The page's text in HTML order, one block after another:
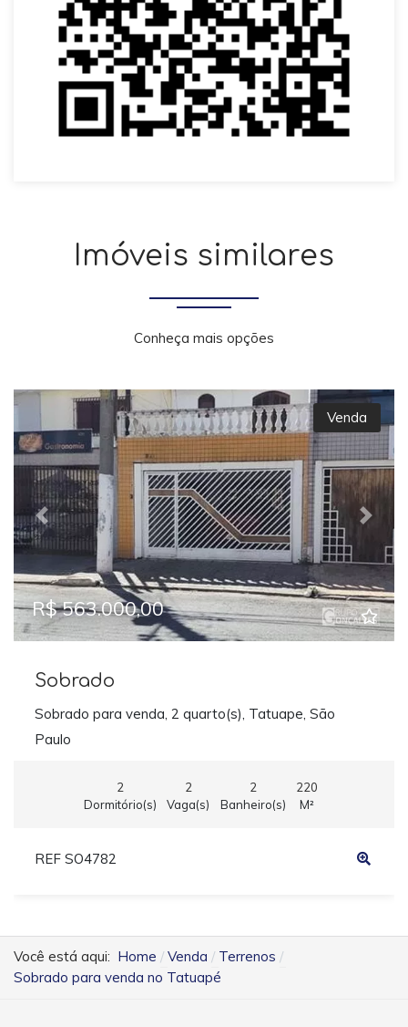
Imóveis similares
Conheça mais opções
Previous Next
Venda
R$ 563.000,00
Sobrado
Sobrado para venda, 2 quarto(s), Tatuape, São
Paulo
2
Dormitório(s)
2
Vaga(s)
2
Banheiro(s)
220
M²
REF SO4782
Você está aqui: Home Venda
Terrenos
Sobrado para venda no Tatuapé